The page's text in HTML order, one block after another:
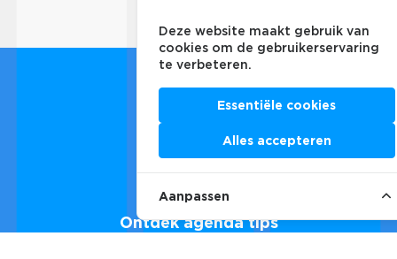
Deze website maakt gebruik van
cookies om de gebruikerservaring
te verbeteren.
Essentiële cookies
Alles accepteren
Aanpassen